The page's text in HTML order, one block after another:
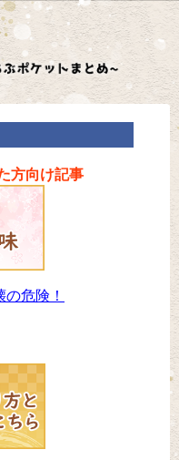
方向け記事
危険！